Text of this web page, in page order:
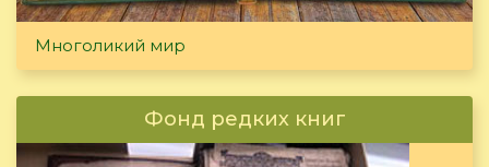
Многоликий мир
Фонд редких книг